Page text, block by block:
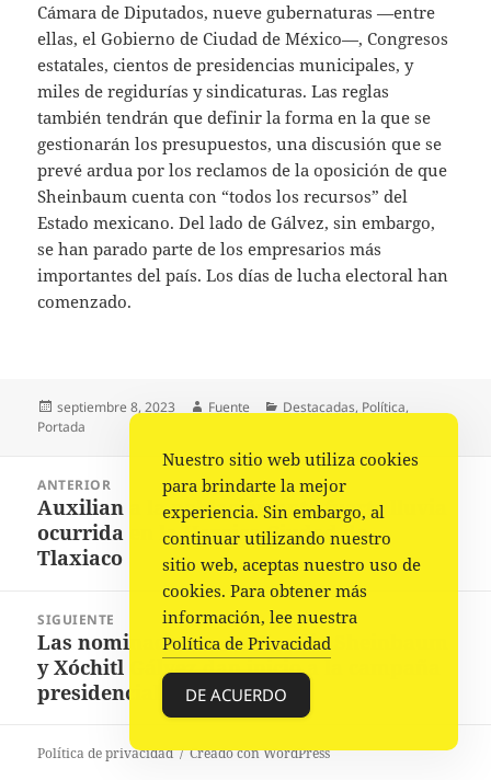
Cámara de Diputados, nueve gubernaturas —entre
ellas, el Gobierno de Ciudad de México—, Congresos
estatales, cientos de presidencias municipales, y
miles de regidurías y sindicaturas. Las reglas
también tendrán que definir la forma en la que se
gestionarán los presupuestos, una discusión que se
prevé ardua por los reclamos de la oposición de que
Sheinbaum cuenta con “todos los recursos” del
Estado mexicano. Del lado de Gálvez, sin embargo,
se han parado parte de los empresarios más
importantes del país. Los días de lucha electoral han
comenzado.
Publicado
el
septiembre 8, 2023 Autor
Fuente Categorías
Destacadas, Política,
Portada
entradas
ANTERIOR
Entrada
anterior:
Auxilian a la población ante fuerte lluvia
ocurrida en la Heroica Ciudad de
Tlaxiaco
SIGUIENTE
Siguiente
entrada:
Las nominaciones de Claudia Sheinbaum
y Xóchitl Gálvez dan inicio a la campaña
presidencial de México
Política de privacidad Creado con WordPress
Nuestro sitio web utiliza cookies
para brindarte la mejor
experiencia. Sin embargo, al
continuar utilizando nuestro
sitio web, aceptas nuestro uso de
cookies. Para obtener más
información, lee nuestra
Política de Privacidad
DE ACUERDO